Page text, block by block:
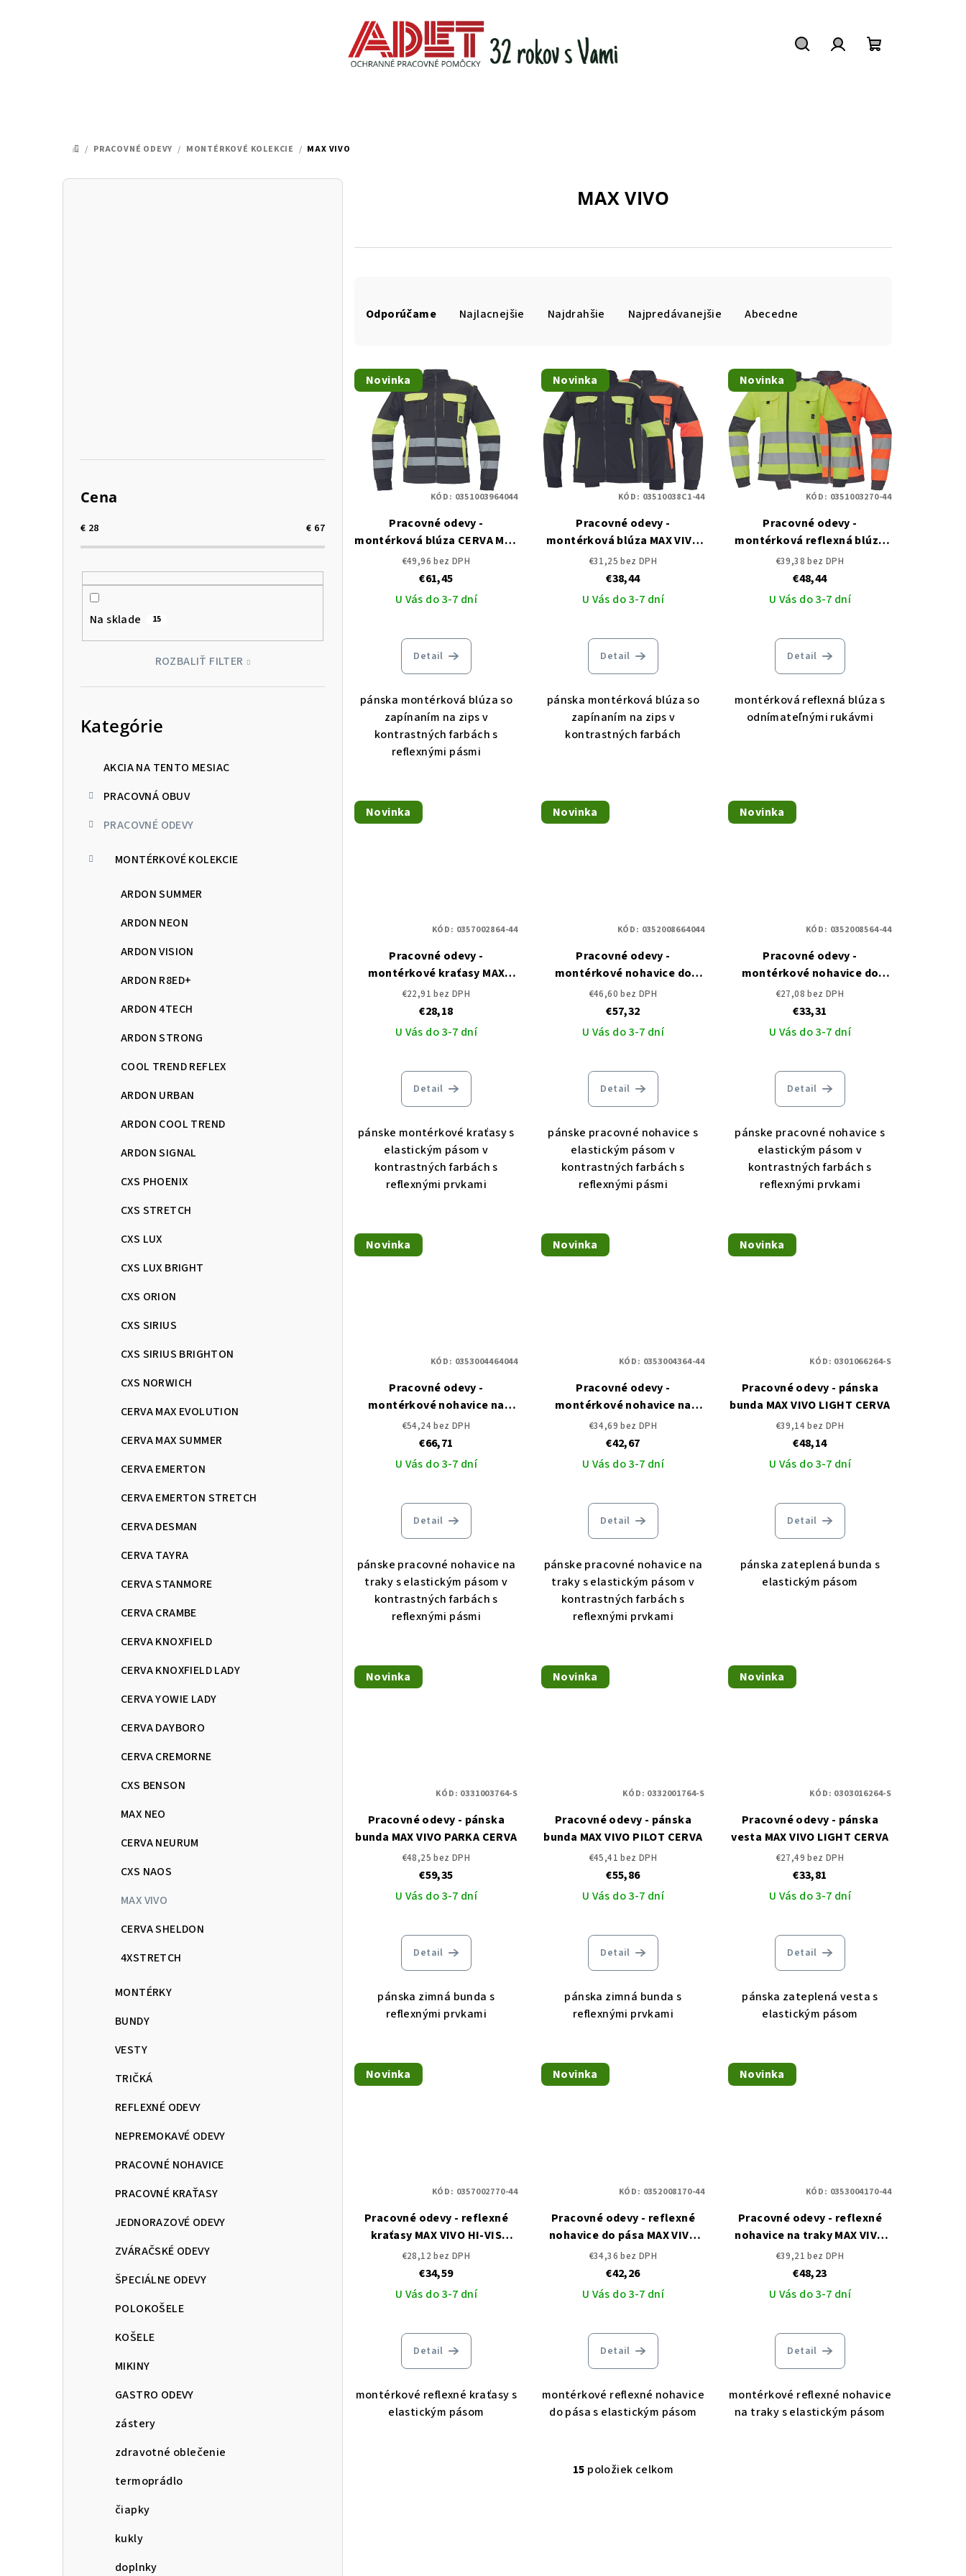
DOMOV
/ PRACOVNÉ ODEVY / MONTÉRKOVÉ KOLEKCIE / MAX VIVO
B
Cena
€ 28 € 67
Na sklade 15
ROZBALIŤ FILTER
Kategórie
AKCIA NA TENTO MESIAC
PRACOVNÁ OBUV
PRACOVNÉ ODEVY
MONTÉRKOVÉ KOLEKCIE
ARDON SUMMER
ARDON NEON
ARDON VISION
ARDON R8ED+
ARDON 4TECH
ARDON STRONG
COOL TREND REFLEX
ARDON URBAN
ARDON COOL TREND
ARDON SIGNAL
CXS PHOENIX
CXS STRETCH
CXS LUX
CXS LUX BRIGHT
CXS ORION
CXS SIRIUS
CXS SIRIUS BRIGHTON
CXS NORWICH
CERVA MAX EVOLUTION
CERVA MAX SUMMER
CERVA EMERTON
CERVA EMERTON STRETCH
CERVA DESMAN
CERVA TAYRA
CERVA STANMORE
CERVA CRAMBE
CERVA KNOXFIELD
CERVA KNOXFIELD LADY
CERVA YOWIE LADY
CERVA DAYBORO
CERVA CREMORNE
CXS BENSON
MAX NEO
CERVA NEURUM
CXS NAOS
MAX VIVO
CERVA SHELDON
4XSTRETCH
MONTÉRKY
BUNDY
VESTY
TRIČKÁ
REFLEXNÉ ODEVY
NEPREMOKAVÉ ODEVY
PRACOVNÉ NOHAVICE
PRACOVNÉ KRAŤASY
JEDNORAZOVÉ ODEVY
ZVÁRAČSKÉ ODEVY
ŠPECIÁLNE ODEVY
POLOKOŠELE
KOŠELE
MIKINY
GASTRO ODEVY
zástery
zdravotné oblečenie
termoprádlo
čiapky
kukly
doplnky
MAX VIVO
a
e
o
v
Odporúčame Najlacnejšie Najdrahšie Najpredávanejšie Abecedne
V
ý
r
o
Novinka
Pracovné odevy -
montérková blúza CERVA MAX
VIVO RFLX
€49,96 bez DPH
€61,45
U Vás do 3-7 dní
Detail
pánska montérková blúza so
zapínaním na zips v
kontrastných farbách s
reflexnými pásmi
KÓD: 0351003964044
Novinka
Pracovné odevy -
montérková blúza MAX VIVO
CERVA
€31,25 bez DPH
€38,44
U Vás do 3-7 dní
Detail
pánska montérková blúza so
zapínaním na zips v
kontrastných farbách
KÓD: 03510038C1-44
Novinka
Pracovné odevy -
montérková reflexná blúza
MAX VIVO HI-VIS CERVA
€39,38 bez DPH
€48,44
U Vás do 3-7 dní
Detail
montérková reflexná blúza s
odnímateľnými rukávmi
KÓD: 0351003270-44
Novinka
Pracovné odevy -
montérkové kraťasy MAX
VIVO CERVA
€22,91 bez DPH
€28,18
U Vás do 3-7 dní
Detail
pánske montérkové kraťasy s
elastickým pásom v
kontrastných farbách s
reflexnými prvkami
KÓD: 0357002864-44
Novinka
Pracovné odevy -
montérkové nohavice do
pása CERVA MAX VIVO RFLX
€46,60 bez DPH
€57,32
U Vás do 3-7 dní
Detail
pánske pracovné nohavice s
elastickým pásom v
kontrastných farbách s
reflexnými pásmi
KÓD: 0352008664044
Novinka
Pracovné odevy -
montérkové nohavice do
pása MAX VIVO CERVA
€27,08 bez DPH
€33,31
U Vás do 3-7 dní
Detail
pánske pracovné nohavice s
elastickým pásom v
kontrastných farbách s
reflexnými prvkami
KÓD: 0352008564-44
Novinka
Pracovné odevy -
montérkové nohavice na
traky CERVA MAX VIVO RFLX
€54,24 bez DPH
€66,71
U Vás do 3-7 dní
Detail
pánske pracovné nohavice na
traky s elastickým pásom v
kontrastných farbách s
reflexnými pásmi
KÓD: 0353004464044
Novinka
Pracovné odevy -
montérkové nohavice na
traky MAX VIVO CERVA
€34,69 bez DPH
€42,67
U Vás do 3-7 dní
Detail
pánske pracovné nohavice na
traky s elastickým pásom v
kontrastných farbách s
reflexnými prvkami
KÓD: 0353004364-44
Novinka
Pracovné odevy - pánska
bunda MAX VIVO LIGHT CERVA
€39,14 bez DPH
€48,14
U Vás do 3-7 dní
Detail
pánska zateplená bunda s
elastickým pásom
KÓD: 0301066264-S
Novinka
Pracovné odevy - pánska
bunda MAX VIVO PARKA CERVA
€48,25 bez DPH
€59,35
U Vás do 3-7 dní
Detail
pánska zimná bunda s
reflexnými prvkami
KÓD: 0331003764-S
Novinka
Pracovné odevy - pánska
bunda MAX VIVO PILOT CERVA
€45,41 bez DPH
€55,86
U Vás do 3-7 dní
Detail
pánska zimná bunda s
reflexnými prvkami
KÓD: 0332001764-S
Novinka
Pracovné odevy - pánska
vesta MAX VIVO LIGHT CERVA
€27,49 bez DPH
€33,81
U Vás do 3-7 dní
Detail
pánska zateplená vesta s
elastickým pásom
KÓD: 0303016264-S
Novinka
Pracovné odevy - reflexné
kraťasy MAX VIVO HI-VIS
CERVA
€28,12 bez DPH
€34,59
U Vás do 3-7 dní
Detail
montérkové reflexné kraťasy s
elastickým pásom
KÓD: 0357002770-44
Novinka
Pracovné odevy - reflexné
nohavice do pása MAX VIVO
HI-VIS CERVA
€34,36 bez DPH
€42,26
U Vás do 3-7 dní
Detail
montérkové reflexné nohavice
do pása s elastickým pásom
KÓD: 0352008170-44
Novinka
Pracovné odevy - reflexné
nohavice na traky MAX VIVO
HI-VIS CERVA
€39,21 bez DPH
€48,23
U Vás do 3-7 dní
Detail
montérkové reflexné nohavice
na traky s elastickým pásom
KÓD: 0353004170-44
O
15 položiek celkom